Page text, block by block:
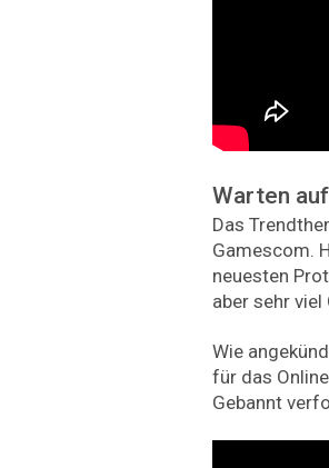
Warten
Das
Gamescom.
neuesten
aber sehr
Wie
für das
Gebannt